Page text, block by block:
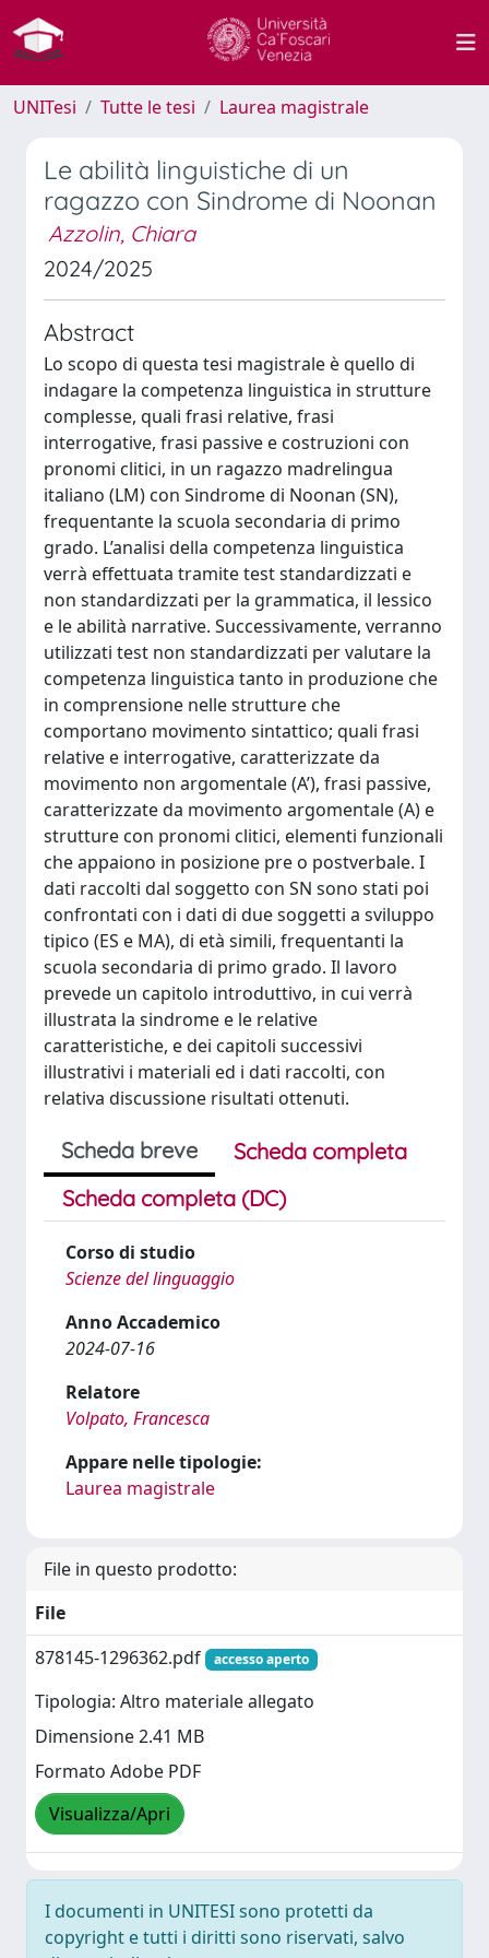
UNITesi Tutte le tesi Laurea magistrale
Le abilità linguistiche di un
ragazzo con Sindrome di Noonan
Azzolin, Chiara
2024/2025
Abstract
Lo scopo di questa tesi magistrale è quello di
indagare la competenza linguistica in strutture
complesse, quali frasi relative, frasi
interrogative, frasi passive e costruzioni con
pronomi clitici, in un ragazzo madrelingua
italiano (LM) con Sindrome di Noonan (SN),
frequentante la scuola secondaria di primo
grado. L’analisi della competenza linguistica
verrà effettuata tramite test standardizzati e
non standardizzati per la grammatica, il lessico
e le abilità narrative. Successivamente, verranno
utilizzati test non standardizzati per valutare la
competenza linguistica tanto in produzione che
in comprensione nelle strutture che
comportano movimento sintattico; quali frasi
relative e interrogative, caratterizzate da
movimento non argomentale (A’), frasi passive,
caratterizzate da movimento argomentale (A) e
strutture con pronomi clitici, elementi funzionali
che appaiono in posizione pre o postverbale. I
dati raccolti dal soggetto con SN sono stati poi
confrontati con i dati di due soggetti a sviluppo
tipico (ES e MA), di età simili, frequentanti la
scuola secondaria di primo grado. Il lavoro
prevede un capitolo introduttivo, in cui verrà
illustrata la sindrome e le relative
caratteristiche, e dei capitoli successivi
illustrativi i materiali ed i dati raccolti, con
relativa discussione risultati ottenuti.
Scheda breve
Scheda completa
Scheda completa (DC)
Corso di studio
Scienze del linguaggio
Anno Accademico
2024-07-16
Relatore
Volpato, Francesca
Appare nelle tipologie:
Laurea magistrale
File in questo prodotto:
File
878145-1296362.pdf
accesso aperto
Tipologia: Altro materiale allegato
Dimensione 2.41 MB
Formato Adobe PDF
Visualizza/Apri
I documenti in UNITESI sono protetti da
copyright e tutti i diritti sono riservati, salvo